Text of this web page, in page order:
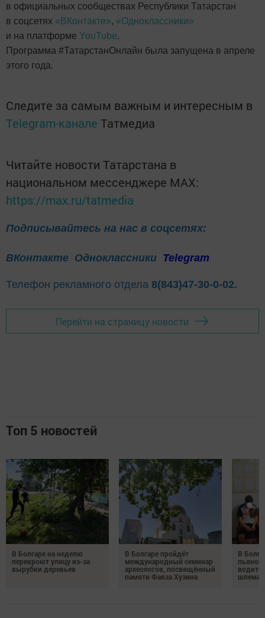
в официальных сообществах Республики Татарстан
в соцсетях «ВКонтакте», «Одноклассники»
и на платформе YouTube.
Программа #ТатарстанОнлайн была запущена в апреле
этого года.
Следите за самым важным и интересным в
Telegram-канале Татмедиа
Читайте новости Татарстана в
национальном мессенджере MАХ:
https://max.ru/tatmedia
Подписывайтесь на нас в соцсетях:
ВКонтакте Одноклассники Telegram
Телефон рекламного отдела 8(843)47-30-0-02.
Перейти на страницу новости
Топ 5 новостей
В Болгаре на неделю
перекроют улицу из-за
вырубки деревьев
В Болгаре пройдёт
международный семинар
археологов, посвящённый
памяти Фаяза Хузина
В
шлема